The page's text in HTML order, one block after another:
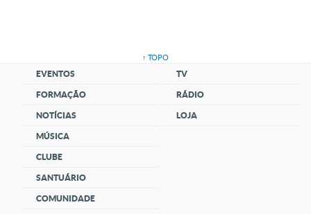
↑ TOPO
EVENTOS
FORMAÇÃO
NOTÍCIAS
MÚSICA
CLUBE
SANTUÁRIO
COMUNIDADE
TV
RÁDIO
LOJA